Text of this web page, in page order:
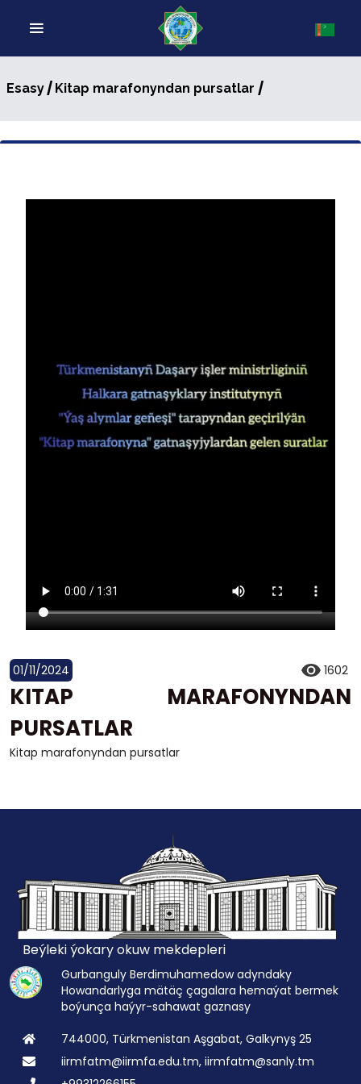
Esasy/ Kitap marafonyndan pursatlar /
01/11/2024 1602
KITAP MARAFONYNDAN
PURSATLAR
Kitap marafonyndan pursatlar
Beýleki ýokary okuw mekdepleri
Gurbanguly Berdimuhamedow adyndaky
Howandarlyga mätäç çagalara hemaýat bermek
boýunça haýyr-sahawat gaznasy
744000, Türkmenistan Aşgabat, Galkynyş 25
iirmfatm@iirmfa.edu.tm, iirmfatm@sanly.tm